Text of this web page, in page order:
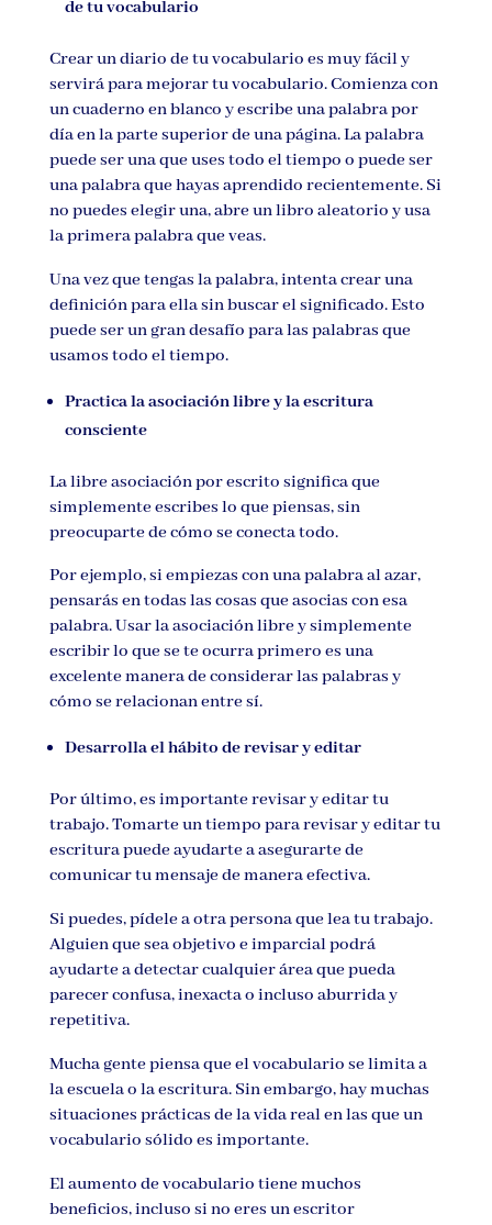
de tu vocabulario
Crear un diario de tu vocabulario es muy fácil y
servirá para mejorar tu vocabulario. Comienza con
un cuaderno en blanco y escribe una palabra por
día en la parte superior de una página. La palabra
puede ser una que uses todo el tiempo o puede ser
una palabra que hayas aprendido recientemente. Si
no puedes elegir una, abre un libro aleatorio y usa
la primera palabra que veas.
Una vez que tengas la palabra, intenta crear una
definición para ella sin buscar el significado. Esto
puede ser un gran desafío para las palabras que
usamos todo el tiempo.
Practica la asociación libre y la escritura
consciente
La libre asociación por escrito significa que
simplemente escribes lo que piensas, sin
preocuparte de cómo se conecta todo.
Por ejemplo, si empiezas con una palabra al azar,
pensarás en todas las cosas que asocias con esa
palabra. Usar la asociación libre y simplemente
escribir lo que se te ocurra primero es una
excelente manera de considerar las palabras y
cómo se relacionan entre sí.
Desarrolla el hábito de revisar y editar
Por último, es importante revisar y editar tu
trabajo. Tomarte un tiempo para revisar y editar tu
escritura puede ayudarte a asegurarte de
comunicar tu mensaje de manera efectiva.
Si puedes, pídele a otra persona que lea tu trabajo.
Alguien que sea objetivo e imparcial podrá
ayudarte a detectar cualquier área que pueda
parecer confusa, inexacta o incluso aburrida y
repetitiva.
Mucha gente piensa que el vocabulario se limita a
la escuela o la escritura. Sin embargo, hay muchas
situaciones prácticas de la vida real en las que un
vocabulario sólido es importante.
El aumento de vocabulario tiene muchos
beneficios, incluso si no eres un escritor